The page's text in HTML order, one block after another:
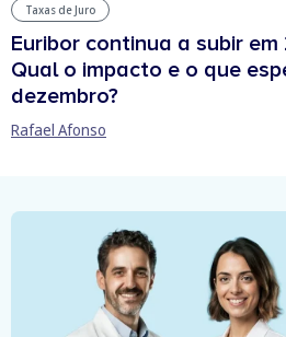
Taxas de Juro
Euribor continua a subir em
Qual o impacto e o que
dezembro?
Rafael Afonso